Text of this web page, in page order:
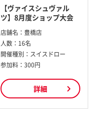
【ヴァイスシュヴァル
ツ】8月度ショップ大会
店舗名： 豊橋店
人数： 16名
開催種別： スイスドロー
参加料： 300円
詳細